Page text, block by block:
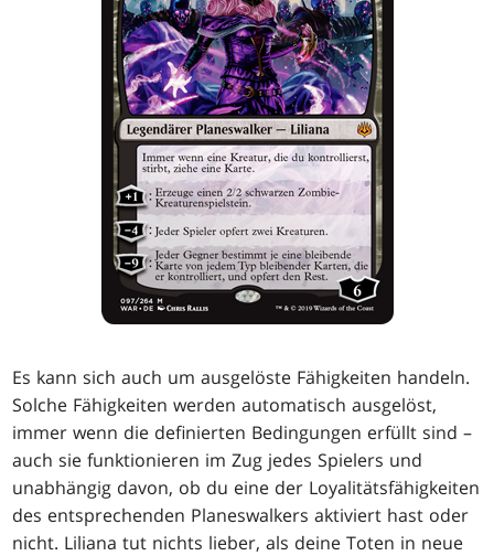
Es kann sich auch um ausgelöste Fähigkeiten handeln.
Solche Fähigkeiten werden automatisch ausgelöst,
immer wenn die definierten Bedingungen erfüllt sind –
auch sie funktionieren im Zug jedes Spielers und
unabhängig davon, ob du eine der Loyalitätsfähigkeiten
des entsprechenden Planeswalkers aktiviert hast oder
nicht. Liliana tut nichts lieber, als deine Toten in neue